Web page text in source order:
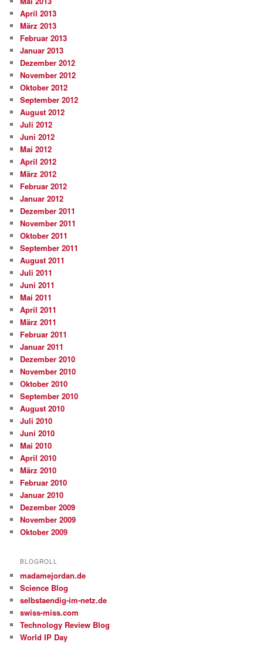
April 2013
März 2013
Februar 2013
Januar 2013
Dezember 2012
November 2012
Oktober 2012
September 2012
August 2012
Juli 2012
Juni 2012
Mai 2012
April 2012
März 2012
Februar 2012
Januar 2012
Dezember 2011
November 2011
Oktober 2011
September 2011
August 2011
Juli 2011
Juni 2011
Mai 2011
April 2011
März 2011
Februar 2011
Januar 2011
Dezember 2010
November 2010
Oktober 2010
September 2010
August 2010
Juli 2010
Juni 2010
Mai 2010
April 2010
März 2010
Februar 2010
Januar 2010
Dezember 2009
November 2009
Oktober 2009
BLOGROLL
madamejordan.de
Science Blog
selbstaendig-im-netz.de
swiss-miss.com
Technology Review Blog
World IP Day